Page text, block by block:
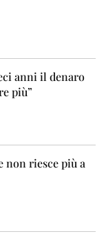
anni il denaro
più”
non riesce più a